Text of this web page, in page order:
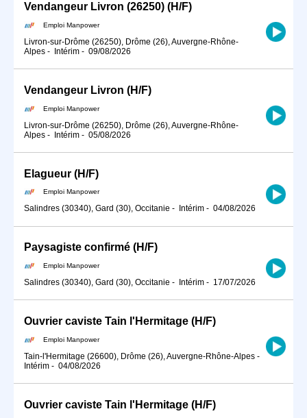
Vendangeur Livron (26250) (H/F)
Emploi Manpower
Livron-sur-Drôme (26250), Drôme (26), Auvergne-Rhône-
Alpes - Intérim - 09/08/2026
Vendangeur Livron (H/F)
Emploi Manpower
Livron-sur-Drôme (26250), Drôme (26), Auvergne-Rhône-
Alpes - Intérim - 05/08/2026
Elagueur (H/F)
Emploi Manpower
Salindres (30340), Gard (30), Occitanie - Intérim - 04/08/2026
Paysagiste confirmé (H/F)
Emploi Manpower
Salindres (30340), Gard (30), Occitanie - Intérim - 17/07/2026
Ouvrier caviste Tain l'Hermitage (H/F)
Emploi Manpower
Tain-l'Hermitage (26600), Drôme (26), Auvergne-Rhône-Alpes -
Intérim - 04/08/2026
Ouvrier caviste Tain l'Hermitage (H/F)